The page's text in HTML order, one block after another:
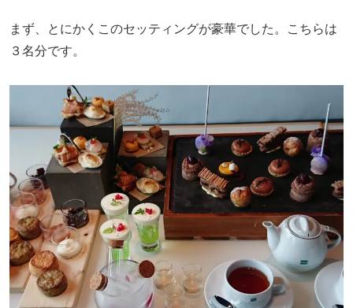
まず、とにかくこのセッティングが豪華でした。こちらは
３名分です。